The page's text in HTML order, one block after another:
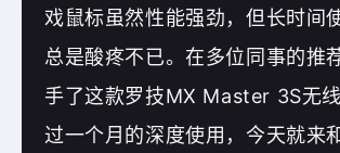
戏鼠标虽然性能强劲，但长时间
总是酸疼不已。在多位同事的推
手了这款罗技MX Master 3S无
过一个月的深度使用，今天就来